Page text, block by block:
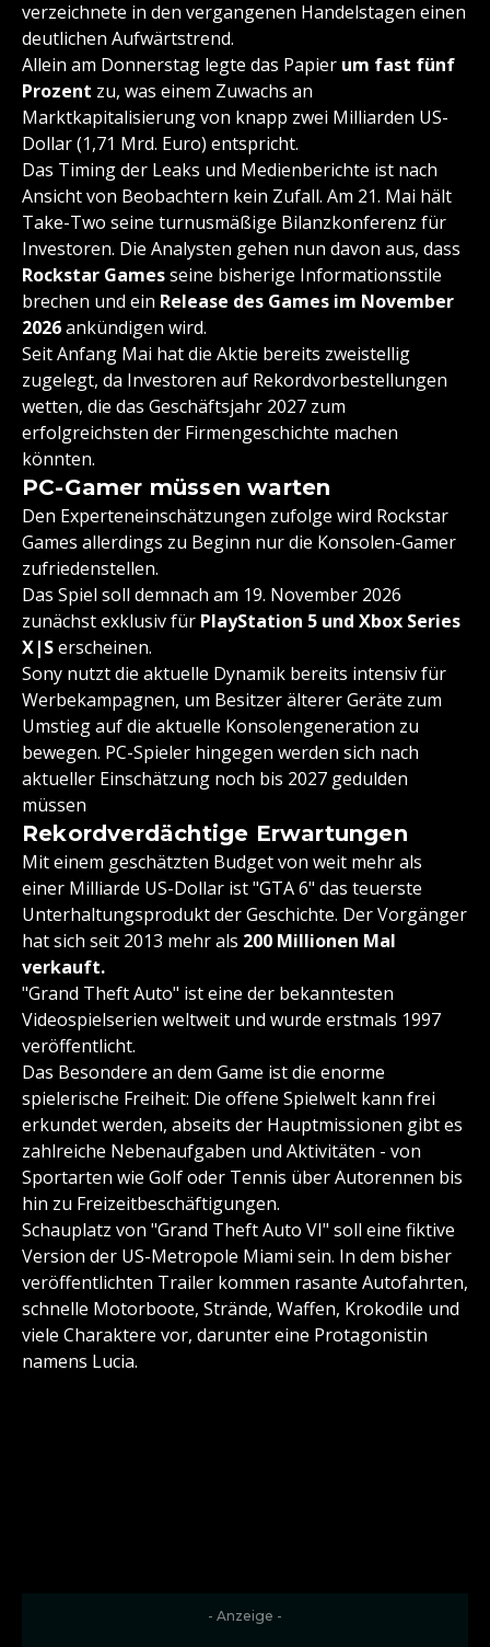
verzeichnete in den vergangenen Handelstagen einen
deutlichen Aufwärtstrend.
Allein am Donnerstag legte das Papier um fast fünf
Prozent zu, was einem Zuwachs an
Marktkapitalisierung von knapp zwei Milliarden US-
Dollar (1,71 Mrd. Euro) entspricht.
Das Timing der Leaks und Medienberichte ist nach
Ansicht von Beobachtern kein Zufall. Am 21. Mai hält
Take-Two seine turnusmäßige Bilanzkonferenz für
Investoren. Die Analysten gehen nun davon aus, dass
Rockstar Gamesseine bisherige Informationsstile
brechen und ein Release des Games im November
2026ankündigen wird.
Seit Anfang Mai hat die Aktie bereits zweistellig
zugelegt, da Investoren auf Rekordvorbestellungen
wetten, die das Geschäftsjahr 2027 zum
erfolgreichsten der Firmengeschichte machen
könnten.
PC-Gamer müssen warten
Den Experteneinschätzungen zufolge wird Rockstar
Games allerdings zu Beginn nur die Konsolen-Gamer
zufriedenstellen.
Das Spiel soll demnach am 19. November 2026
zunächst exklusiv für PlayStation 5 und Xbox Series
X|Serscheinen.
Sony nutzt die aktuelle Dynamik bereits intensiv für
Werbekampagnen, um Besitzer älterer Geräte zum
Umstieg auf die aktuelle Konsolengeneration zu
bewegen. PC-Spieler hingegen werden sich nach
aktueller Einschätzung noch bis 2027 gedulden
müssen
Rekordverdächtige Erwartungen
Mit einem geschätzten Budget von weit mehr als
einer Milliarde US-Dollar ist "GTA 6" das teuerste
Unterhaltungsprodukt der Geschichte. Der Vorgänger
hat sich seit 2013 mehr als 200 Millionen Mal
verkauft.
"Grand Theft Auto" ist eine der bekanntesten
Videospielserien weltweit und wurde erstmals 1997
veröffentlicht.
Das Besondere an dem Game ist die enorme
spielerische Freiheit: Die offene Spielwelt kann frei
erkundet werden, abseits der Hauptmissionen gibt es
zahlreiche Nebenaufgaben und Aktivitäten - von
Sportarten wie Golf oder Tennis über Autorennen bis
hin zu Freizeitbeschäftigungen.
Schauplatz von "Grand Theft Auto VI" soll eine fiktive
Version der US-Metropole Miami sein. In dem bisher
veröffentlichten Trailer kommen rasante Autofahrten,
schnelle Motorboote, Strände, Waffen, Krokodile und
viele Charaktere vor, darunter eine Protagonistin
namens Lucia.
- Anzeige -